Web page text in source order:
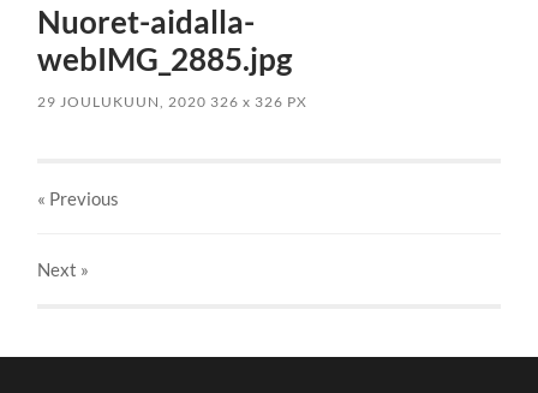
Nuoret-aidalla-
webIMG_2885.jpg
29 JOULUKUUN, 2020 326x 326 PX
« Previous
Next »